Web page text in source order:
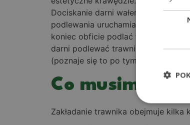
Dociskanie darni wałem do
podlewania uruchamia proces
koniec obficie podlać trawnik z
darni podlewać trawnik
(poznaje się to po tym, że
Co musimy
Zakładanie trawnika obejmuje